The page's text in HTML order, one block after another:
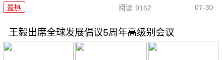
最热 阅读 9162 07-30
王毅出席全球发展倡议5周年高级别会议